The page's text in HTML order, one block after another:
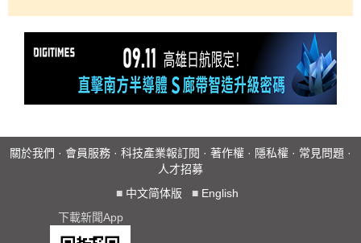
關於我們 · 會員服務 · 科技產業報訂閱 · 著作權 · 隱私權 · 常見問題 ·
人才招募
■ 中文简体版 ■ English
下載新聞App